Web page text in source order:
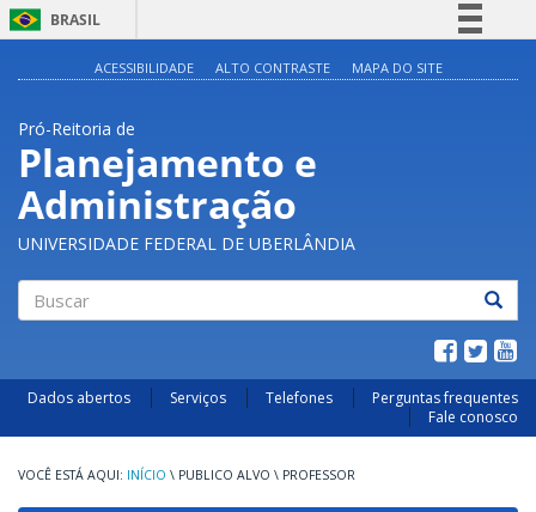
BRASIL
Acesso à informação
ACESSIBILIDADE ALTO CONTRASTE MAPA DO SITE
Pró-Reitoria de
Planejamento e
Administração
UNIVERSIDADE FEDERAL DE UBERLÂNDIA
Dados abertos Serviços Telefones
Perguntas frequentes
Fale conosco
INÍCIO \ PUBLICO ALVO \ PROFESSOR